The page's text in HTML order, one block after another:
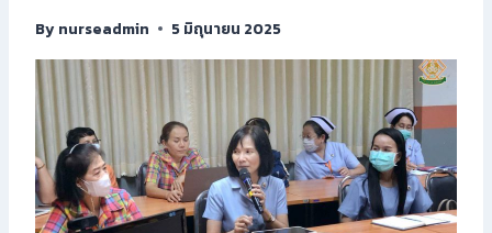
By nurseadmin 5 มิถุนายน 2025